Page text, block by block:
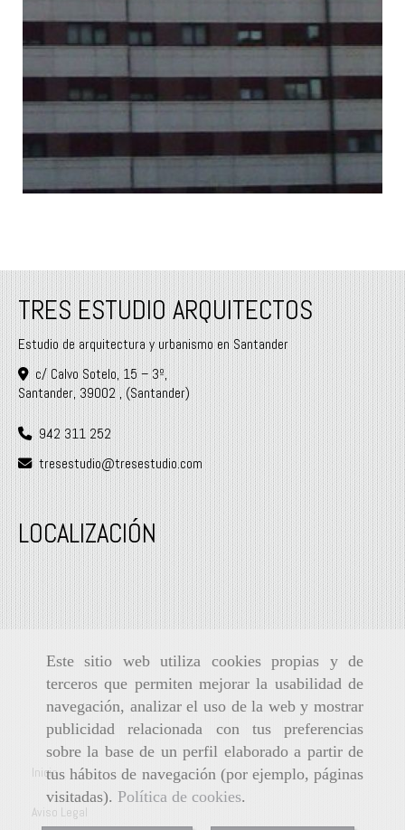
Este sitio web utiliza cookies propias y de
terceros que permiten mejorar la usabilidad de
navegación, analizar el uso de la web y mostrar
publicidad relacionada con tus preferencias
sobre la base de un perfil elaborado a partir de
tus hábitos de navegación (por ejemplo, páginas
visitadas). Política de cookies.
TRES ESTUDIO ARQUITECTOS
Estudio de arquitectura y urbanismo en Santander
c/ Calvo Sotelo, 15 – 3º,
Santander, 39002 ,(Santander)
942 311 252
tresestudio
tresestudio.com
LOCALIZACIÓN
Inicio
Aviso Legal